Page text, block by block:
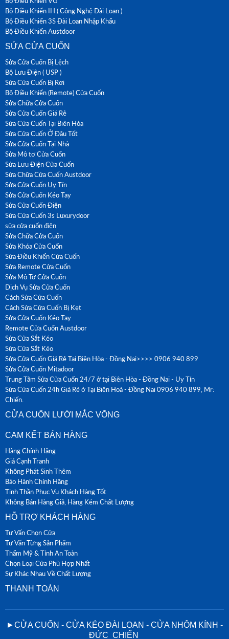
Bộ Điều Khiển IH ( Công Nghệ Đài Loan )
Bộ Điều Khiển 3S Đài Loan Nhập Khẩu
Bộ Điều Khiển Austdoor
SỬA CỬA CUỐN
Sửa Cửa Cuốn Bị Lệch
Bộ Lưu Điện ( USP )
Sửa Cửa Cuốn Bị Rơi
Bộ Điều Khiển (Remote) Cửa Cuốn
Sửa Chữa Cửa Cuốn
Sửa Cửa Cuốn Giá Rẻ
Sửa Cửa Cuốn Tại Biên Hòa
Sửa Cửa Cuốn Ở Đâu Tốt
Sửa Cửa Cuốn Tại Nhà
Sửa Mô tơ Cửa Cuốn
Sửa Lưu Điện Cửa Cuốn
Sửa Chữa Cửa Cuốn Austdoor
Sửa Cửa Cuốn Uy Tín
Sửa Cửa Cuốn Kéo Tay
Sửa Cửa Cuốn Điện
Sửa Cửa Cuốn 3s Luxurydoor
sửa cửa cuốn điện
Sửa Chữa Cửa Cuốn
Sửa Khóa Cửa Cuốn
Sửa Điều Khiển Cửa Cuốn
Sửa Remote Cửa Cuốn
Sửa Mô Tơ Cửa Cuốn
Dịch Vụ Sửa Cửa Cuốn
Cách Sửa Cửa Cuốn
Cách Sửa Cửa Cuốn Bị Kẹt
Sửa Cửa Cuốn Kéo Tay
Remote Cửa Cuốn Austdoor
Sửa Cửa Sắt Kéo
Sửa Cửa Sắt Kéo
Sửa Cửa Cuốn Giá Rẻ Tại Biên Hòa - Đồng Nai>>>> 0906 940 899
Sửa Cửa Cuốn Mitadoor
Trung Tâm Sửa Cửa Cuốn 24/7 ở tại Biên Hòa - Đồng Nai - Uy Tín
Sửa Cửa Cuốn 24h Giá Rẻ ở Tại Biên Hoà - Đồng Nai 0906 940 899, Mr:
Chiến.
CỬA CUỐN LƯỚI MẮC VÕNG
CAM KẾT BÁN HÀNG
Hàng Chính Hãng
Giá Cạnh Tranh
Không Phát Sinh Thêm
Bảo Hành Chính Hãng
Tinh Thần Phục Vụ Khách Hàng Tốt
Không Bán Hàng Giả, Hàng Kém Chất Lượng
HỖ TRỢ KHÁCH HÀNG
Tư Vấn Chọn Cửa
Tư Vấn Từng Sản Phẩm
Thẩm Mỹ & Tính An Toàn
Chọn Loại Cửa Phù Hợp Nhất
Sự Khác Nhau Về Chất Lượng
THANH TOÁN
►CỬA CUỐN - CỬA KÉO ĐÀI LOAN - CỬA NHÔM KÍNH -
ĐỨC CHIẾN